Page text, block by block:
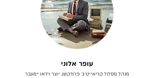
עופר אלוני
מנהל מסלול קריאייטיב פרודקשן. יוצר וידאו *מעבר